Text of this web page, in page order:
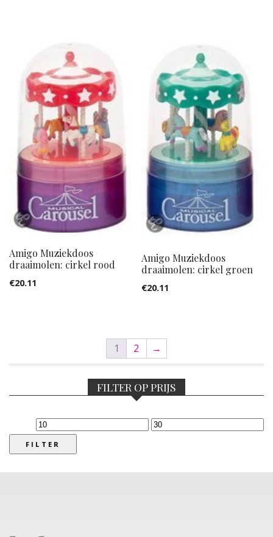
Amigo Muziekdoos
draaimolen: cirkel rood
€20.11
Amigo Muziekdoos
draaimolen: cirkel groen
€20.11
1 2 →
FILTER OP PRIJS
Min.
prijs
Max.
FILTER